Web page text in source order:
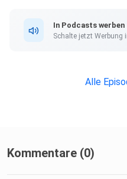
In Podcasts werben
Schalte jetzt Werbung
Alle
Kommentare (0)